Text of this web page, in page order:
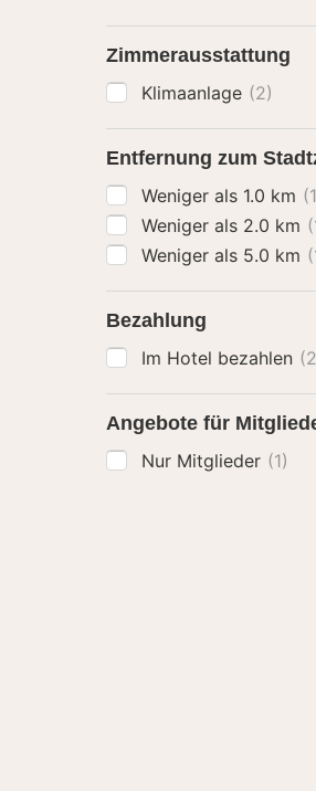
Zimmerausstattung
Klimaanlage (2)
Entfernung zum
Weniger als 1.0 km
Weniger als 2.0 km
Weniger als 5.0 km
Bezahlung
Im Hotel bezahlen
Angebote für
Nur Mitglieder (1)